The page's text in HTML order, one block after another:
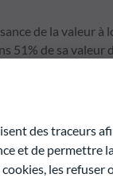
de la valeur à
51% de sa
Markets EUR
investissement
marchés
futures
des traceurs
et de permettre
les